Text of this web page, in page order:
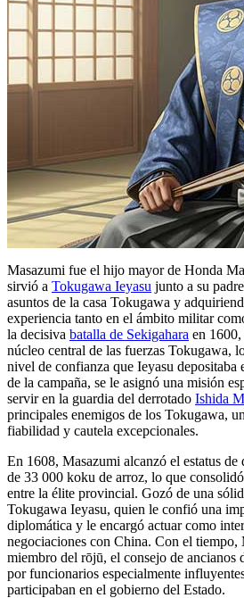
Masazumi fue el hijo mayor de Honda
sirvió a Tokugawa Ieyasu junto a su
asuntos de la casa Tokugawa y
experiencia tanto en el ámbito militar
la decisiva batalla de Sekigahara en
núcleo central de las fuerzas Tokugawa,
nivel de confianza que Ieyasu depositaba
de la campaña, se le asignó una misión
servir en la guardia del derrotado Ishida
principales enemigos de los Tokugawa,
fiabilidad y cautela excepcionales.
En 1608, Masazumi alcanzó el estatus
de 33 000 koku de arroz, lo que
entre la élite provincial. Gozó de una
Tokugawa Ieyasu, quien le confió una
diplomática y le encargó actuar como
negociaciones con China. Con el tiempo,
miembro del rōjū, el consejo de ancianos
por funcionarios especialmente
participaban en el gobierno del Estado.